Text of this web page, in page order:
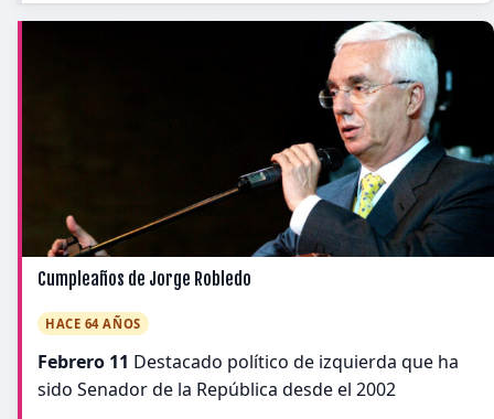
Cumpleaños de Jorge Robledo
HACE 64 AÑOS
Febrero 11 Destacado político de izquierda que ha
sido Senador de la República desde el 2002